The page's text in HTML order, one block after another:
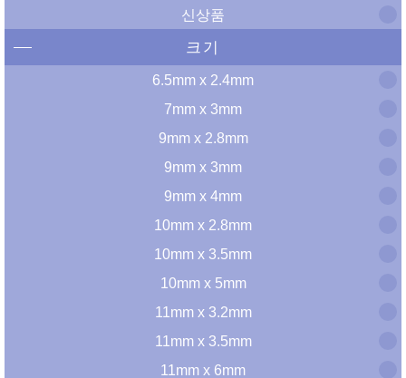
신상품
크기
6.5mm x 2.4mm
7mm x 3mm
9mm x 2.8mm
9mm x 3mm
9mm x 4mm
10mm x 2.8mm
10mm x 3.5mm
10mm x 5mm
11mm x 3.2mm
11mm x 3.5mm
11mm x 6mm